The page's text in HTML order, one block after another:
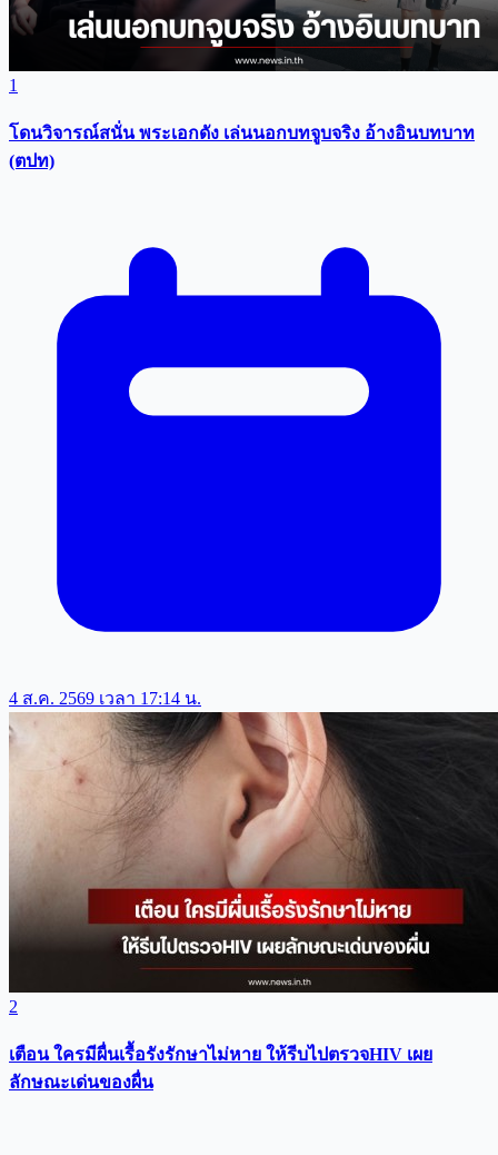
1
โดนวิจารณ์สนั่น พระเอกดัง เล่นนอกบทจูบจริง อ้างอินบทบาท
(ตปท)
4 ส.ค. 2569 เวลา 17:14 น.
2
เตือน ใครมีผื่นเรื้อรังรักษาไม่หาย ให้รีบไปตรวจHIV เผย
ลักษณะเด่นของผื่น